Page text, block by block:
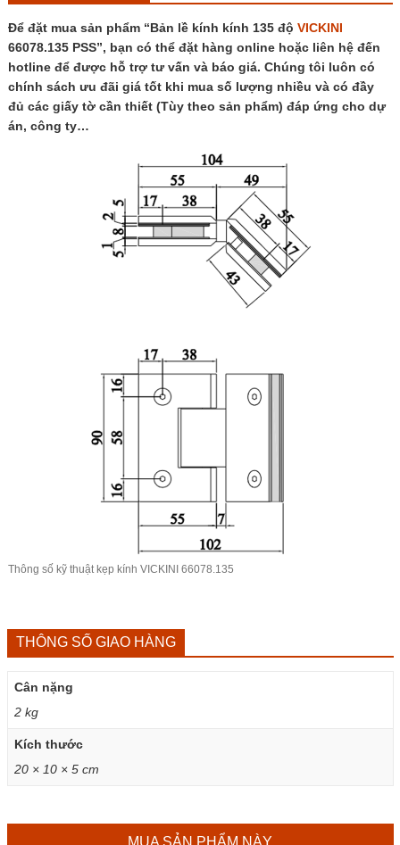
Để đặt mua sản phẩm “Bản lề kính kính 135 độ VICKINI
66078.135 PSS”, bạn có thể đặt hàng online hoặc liên hệ đến
hotline để được hỗ trợ tư vấn và báo giá. Chúng tôi luôn có
chính sách ưu đãi giá tốt khi mua số lượng nhiều và có đầy
đủ các giấy tờ cần thiết (Tùy theo sản phẩm) đáp ứng cho dự
án, công ty…
Thông số kỹ thuật kẹp kính VICKINI 66078.135
THÔNG SỐ GIAO HÀNG
Cân nặng
2 kg
Kích thước
20 × 10 × 5 cm